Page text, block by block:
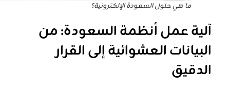
ما هي حلول السعودة الإلكترونية؟
آلية عمل أنظمة السعودة: من
البيانات العشوائية إلى القرار
الدقيق